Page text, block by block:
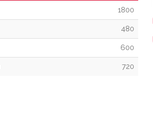
1800
480
600
720